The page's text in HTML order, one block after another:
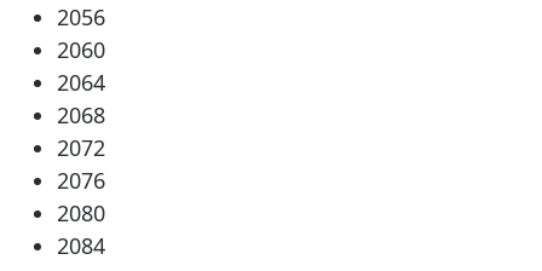
2056
2060
2064
2068
2072
2076
2080
2084